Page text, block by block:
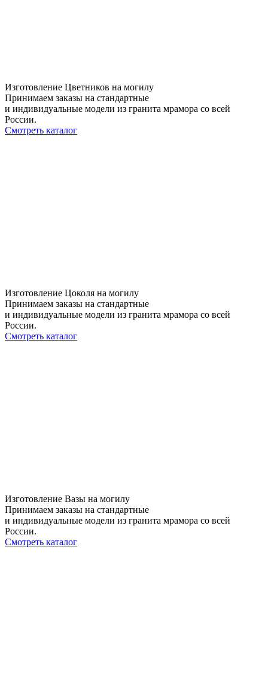
Изготовление Цветников на могилу
Принимаем заказы на стандартные
и индивидуальные модели из гранита мрамора со всей
России.
Смотреть каталог
Изготовление Цоколя на могилу
Принимаем заказы на стандартные
и индивидуальные модели из гранита мрамора со всей
России.
Смотреть каталог
Изготовление Вазы на могилу
Принимаем заказы на стандартные
и индивидуальные модели из гранита мрамора со всей
России.
Смотреть каталог